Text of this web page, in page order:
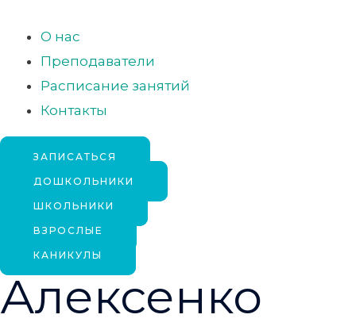
содержимому
О нас
Преподаватели
Расписание занятий
Контакты
ЗАПИСАТЬСЯ
ДОШКОЛЬНИКИ
ШКОЛЬНИКИ
ВЗРОСЛЫЕ
КАНИКУЛЫ
Алексенко